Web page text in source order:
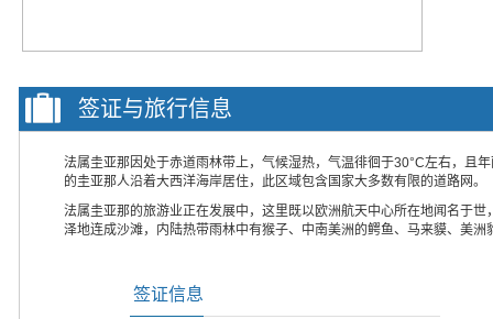
签证与旅行信息
法属圭亚那因处于赤道雨林带上，气候湿热，气温徘徊于30°C左右，且
的圭亚那人沿着大西洋海岸居住，此区域包含国家大多数有限的道路网。
法属圭亚那的旅游业正在发展中，这里既以欧洲航天中心所在地闻名于
泽地连成沙滩，内陆热带雨林中有猴子、中南美洲的鳄鱼、马来貘、美洲
签证信息